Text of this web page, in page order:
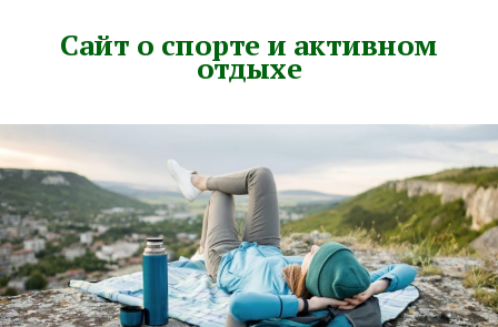
Сайт о спорте и активном
отдыхе